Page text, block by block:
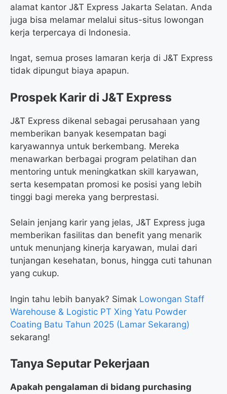
alamat kantor J&T Express Jakarta Selatan. Anda
juga bisa melamar melalui situs-situs lowongan
kerja terpercaya di Indonesia.
Ingat, semua proses lamaran kerja di J&T Express
tidak dipungut biaya apapun.
Prospek Karir di J&T Express
J&T Express dikenal sebagai perusahaan yang
memberikan banyak kesempatan bagi
karyawannya untuk berkembang. Mereka
menawarkan berbagai program pelatihan dan
mentoring untuk meningkatkan skill karyawan,
serta kesempatan promosi ke posisi yang lebih
tinggi bagi mereka yang berprestasi.
Selain jenjang karir yang jelas, J&T Express juga
memberikan fasilitas dan benefit yang menarik
untuk menunjang kinerja karyawan, mulai dari
tunjangan kesehatan, bonus, hingga cuti tahunan
yang cukup.
Ingin tahu lebih banyak? Simak Lowongan Staff
Warehouse & Logistic PT Xing Yatu Powder
Coating Batu Tahun 2025 (Lamar Sekarang)
sekarang!
Tanya Seputar Pekerjaan
Apakah pengalaman di bidang purchasing